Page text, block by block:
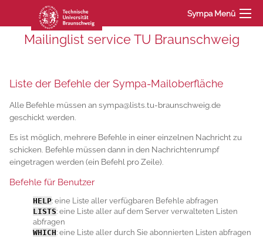
Sympa Menü
Mailinglist service TU Braunschweig
Liste der Befehle der Sympa-Mailoberfläche
Alle Befehle müssen an sympa@lists.tu-braunschweig.de
geschickt werden.
Es ist möglich, mehrere Befehle in einer einzelnen Nachricht zu
schicken. Befehle müssen dann in den Nachrichtenrumpf
eingetragen werden (ein Befehl pro Zeile).
Befehle für Benutzer
HELP: eine Liste aller verfügbaren Befehle abfragen
LISTS: eine Liste aller auf dem Server verwalteten Listen
abfragen
WHICH: eine Liste aller durch Sie abonnierten Listen abfragen